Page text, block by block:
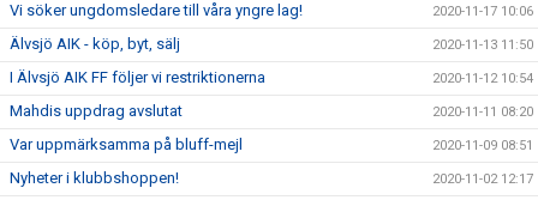
Vi söker ungdomsledare till våra yngre lag! 2020-11-17 10:06
Älvsjö AIK - köp, byt, sälj 2020-11-13 11:50
I Älvsjö AIK FF följer vi restriktionerna 2020-11-12 10:54
Mahdis uppdrag avslutat 2020-11-11 08:20
Var uppmärksamma på bluff-mejl 2020-11-09 08:51
Nyheter i klubbshoppen! 2020-11-02 12:17